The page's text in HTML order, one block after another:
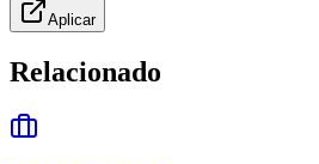
Aplicar
Relacionado